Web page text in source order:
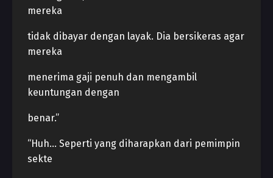
mereka
tidak dibayar dengan layak. Dia bersikeras agar
mereka
menerima gaji penuh dan mengambil
keuntungan dengan
benar.”
“Huh… Seperti yang diharapkan dari pemimpin
sekte